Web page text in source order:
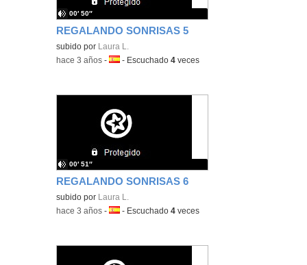
REGALANDO SONRISAS 5
subido por Laura L.
00′ 50″
-hace 3 años -Idioma:
- Escuchado4 veces
REGALANDO SONRISAS 6
subido por Laura L.
00′ 51″
-hace 3 años -Idioma:
- Escuchado4 veces